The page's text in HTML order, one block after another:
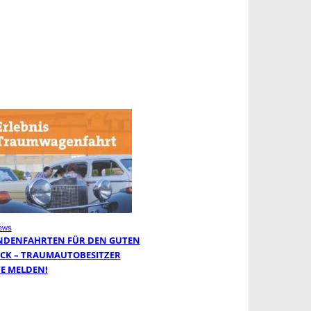
FÜR DEN GUTEN
– TRAUMAUTOBESITZER
MELDEN!